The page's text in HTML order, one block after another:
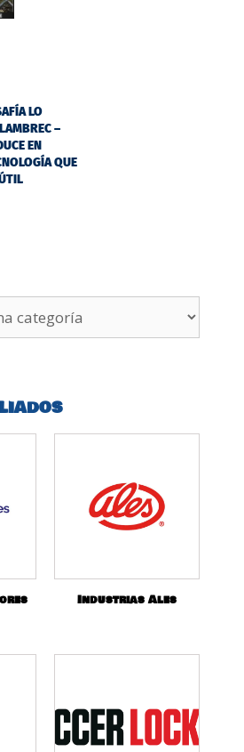
LO
–
EN
QUE
Industrias Ales